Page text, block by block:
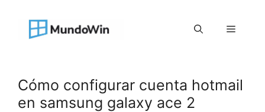
contenido
Menú
Cómo configurar cuenta hotmail
en samsung galaxy ace 2